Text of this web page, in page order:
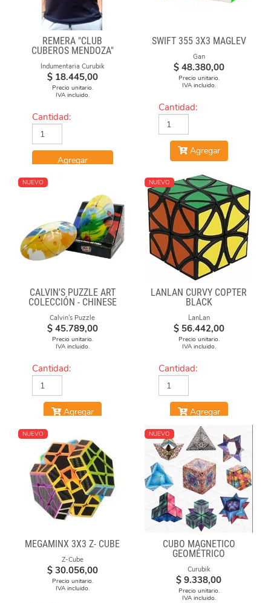
REMERA "CLUB
CUBEROS MENDOZA"
2020-21 NEGRA DE
ALGODÓN ESTAMPADA
Indumentaria Curubik
$ 18.445,00
Precio unitario.
IVA incluido.
Cantidad:
Agregar
SWIFT 355 3X3 MAGLEV
Gan
$ 48.380,00
Precio unitario.
IVA incluido.
Cantidad:
Agregar
NUEVO
CALVIN'S PUZZLE ART
COLECCIÓN - CHINESE
OPERA FACE-OFF CUBE
(GRAFFITI CAMO)
Calvin's Puzzle
$ 45.789,00
Precio unitario.
IVA incluido.
Cantidad:
Agregar
NUEVO
LANLAN CURVY COPTER
BLACK
LanLan
$ 56.442,00
Precio unitario.
IVA incluido.
Cantidad:
Agregar
NUEVO
MEGAMINX 3X3 Z- CUBE
Z-Cube
$ 30.056,00
Precio unitario.
IVA incluido.
NUEVO
CUBO MAGNÉTICO
GEOMÉTRICO
Curubik
$ 9.338,00
Precio unitario.
IVA incluido.